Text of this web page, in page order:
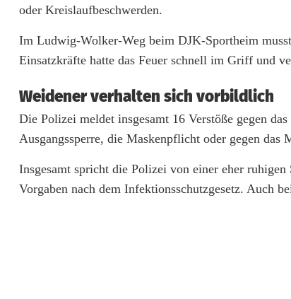
g
e
S
i
l
v
e
s
oder Kreislaufbeschwerden.
Im Ludwig-Wolker-Weg beim DJK-Sportheim
Einsatzkräfte hatte das Feuer schnell im Griff und
Weidener verhalten sich vorbildlich
Die Polizei meldet insgesamt 16 Verstöße gegen
Ausgangssperre, die Maskenpflicht oder gegen das
Insgesamt spricht die Polizei von einer eher
Vorgaben nach dem Infektionsschutzgesetz. Auch